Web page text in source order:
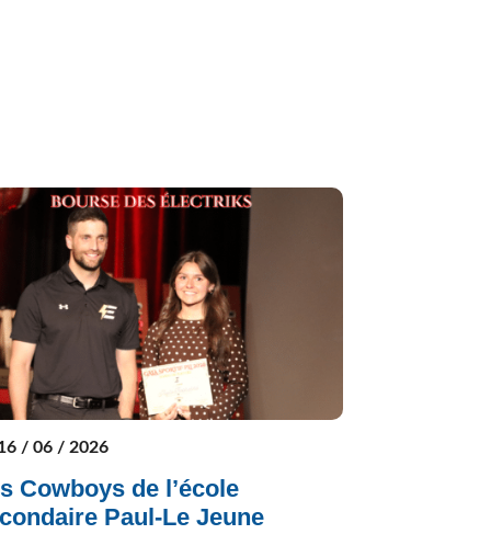
/ 06 / 2026
Cowboys de l’école
Paul-Le Jeune